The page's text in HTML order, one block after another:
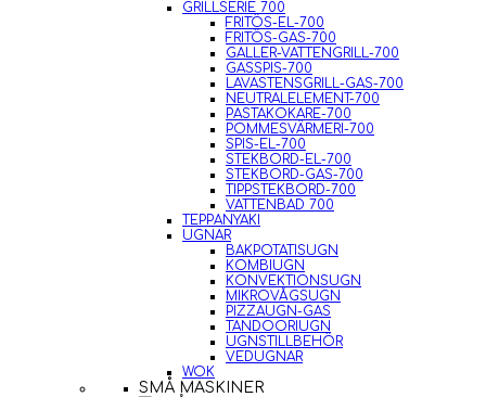
GRILLSERIE 700
FRITÖS-EL-700
FRITÖS-GAS-700
GALLER-VATTENGRILL-700
GASSPIS-700
LAVASTENSGRILL-GAS-700
NEUTRALELEMENT-700
PASTAKOKARE-700
POMMESVÄRMERI-700
SPIS-EL-700
STEKBORD-EL-700
STEKBORD-GAS-700
TIPPSTEKBORD-700
VATTENBAD 700
TEPPANYAKI
UGNAR
BAKPOTATISUGN
KOMBIUGN
KONVEKTIONSUGN
MIKROVÅGSUGN
PIZZAUGN-GAS
TANDOORIUGN
UGNSTILLBEHÖR
VEDUGNAR
WOK
SMÅ MASKINER